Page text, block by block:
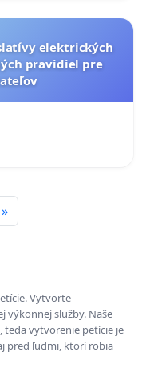
elektrických
pravidiel pre
»
Vytvorte
výkonnej služby. Naše
teda vytvorenie petície je
pred ľudmi, ktorí robia